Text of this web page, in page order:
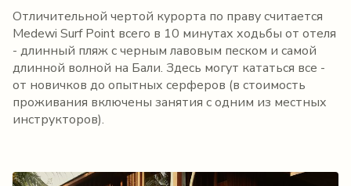
Отличительной чертой курорта по праву считается
Medewi Surf Point всего в 10 минутах ходьбы от отеля
- длинный пляж с черным лавовым песком и самой
длинной волной на Бали. Здесь могут кататься все -
от новичков до опытных серферов (в стоимость
проживания включены занятия с одним из местных
инструкторов).